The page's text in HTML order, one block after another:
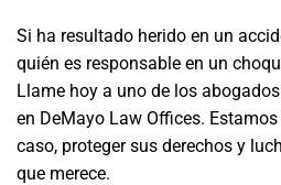
Si ha resultado herido en un
quién es responsable en un
Llame hoy a uno de los
en DeMayo Law Offices.
caso, proteger sus derechos y
que merece.